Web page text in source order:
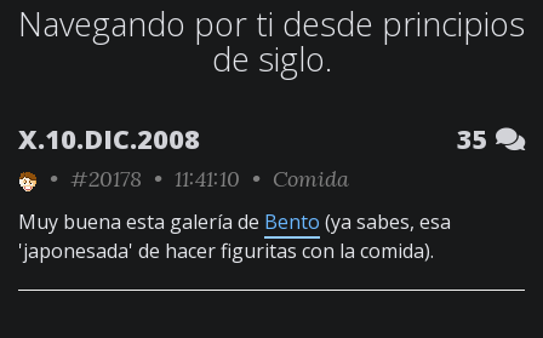
Navegando por ti desde principios
de siglo.
X.10.DIC.2008 35
• #20178 • 11:41:10 • Comida
Muy buena esta galería de Bento (ya sabes, esa
'japonesada' de hacer figuritas con la comida).